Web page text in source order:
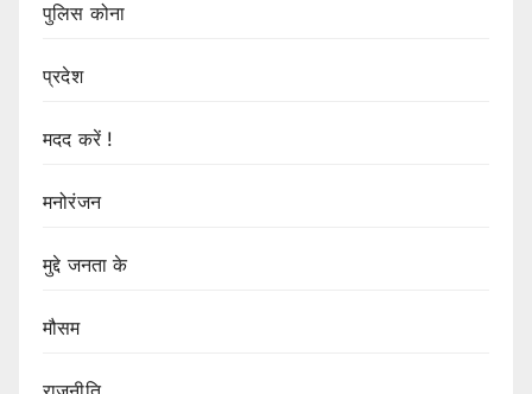
पुलिस कोना
प्रदेश
मदद करें !
मनोरंजन
मुद्दे जनता के
मौसम